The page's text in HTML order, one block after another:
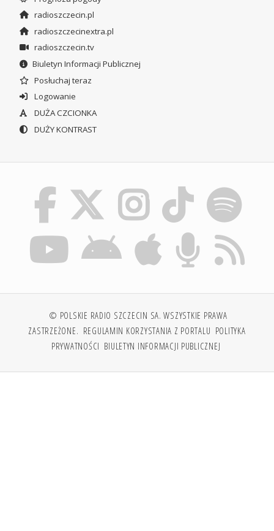
radioszczecin.pl
radioszczecinextra.pl
radioszczecin.tv
Biuletyn Informacji Publicznej
Posłuchaj teraz
Logowanie
DUŻA CZCIONKA
DUŻY KONTRAST
© POLSKIE RADIO SZCZECIN SA. WSZYSTKIE PRAWA
ZASTRZEŻONE. REGULAMIN KORZYSTANIA Z PORTALU POLITYKA
PRYWATNOŚCI BIULETYN INFORMACJI PUBLICZNEJ